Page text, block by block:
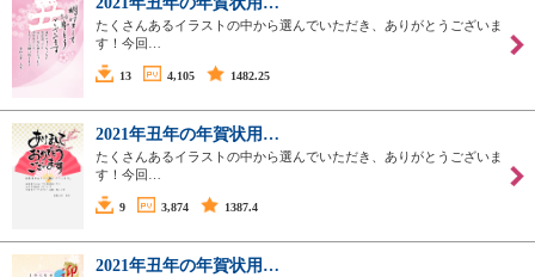
たくさんあるイラストの中から選んでいただき、ありがとうございま
す！今回…
13 4,105 1482.25
2021年丑年の年賀状用…
たくさんあるイラストの中から選んでいただき、ありがとうございま
す！今回…
9 3,874 1387.4
2021年丑年の年賀状用…